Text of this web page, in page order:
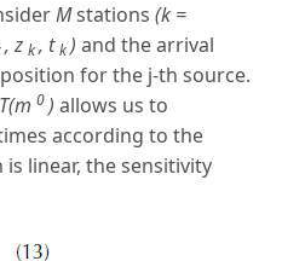
Mstations (k =
, z k, t k) and the arrival
position for the j-th source.
T(m 0) allows us to
according to the
linear, the sensitivity